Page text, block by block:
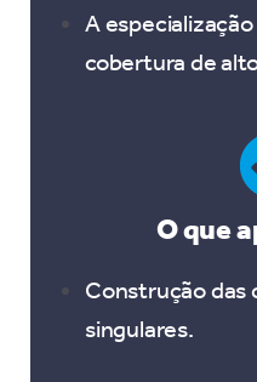
A
cobertura de
O que
Construção das
singulares.